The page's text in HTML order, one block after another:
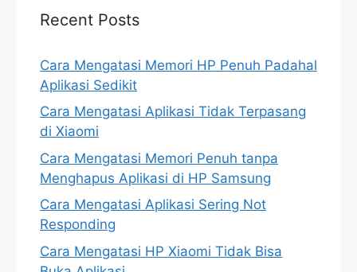
Recent Posts
Cara Mengatasi Memori HP Penuh Padahal
Aplikasi Sedikit
Cara Mengatasi Aplikasi Tidak Terpasang
di Xiaomi
Cara Mengatasi Memori Penuh tanpa
Menghapus Aplikasi di HP Samsung
Cara Mengatasi Aplikasi Sering Not
Responding
Cara Mengatasi HP Xiaomi Tidak Bisa